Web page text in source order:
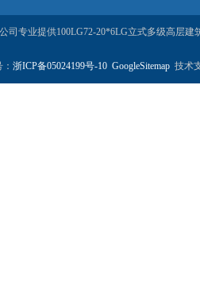
司专业提供100LG72-20*6LG立式多级高层
浙ICP备05024199号-10 GoogleSitemap 技术